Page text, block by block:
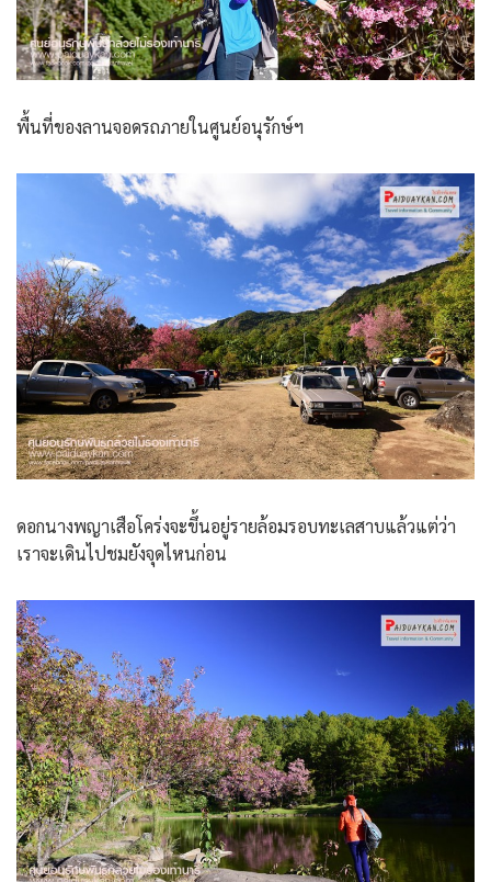
พื้นที่ของลานจอดรถภายในศูนย์อนุรักษ์ฯ
ดอกนางพญาเสือโคร่งจะขึ้นอยู่รายล้อมรอบทะเลสาบแล้วแต่ว่า
เราจะเดินไปชมยังจุดไหนก่อน